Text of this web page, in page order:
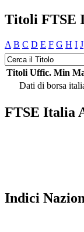
Titoli FTSE
A B C D E F G H I J
Titoli Uffic. Min
Dati di borsa
FTSE Italia
Indici